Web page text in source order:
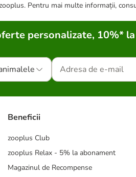
Pentru mai multe informații,
personalizate, 10%*
Beneficii
zooplus Club
zooplus Relax - 5% la abonament
Magazinul de Recompense